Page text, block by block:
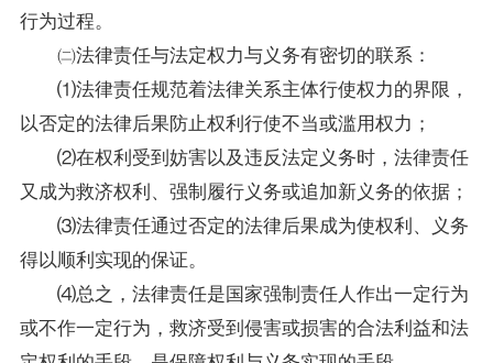
行为过程。
㈡法律责任与法定权力与义务有密切的联系：
⑴法律责任规范着法律关系主体行使权力的界限，
以否定的法律后果防止权利行使不当或滥用权力；
⑵在权利受到妨害以及违反法定义务时，法律责任
又成为救济权利、强制履行义务或追加新义务的依据；
⑶法律责任通过否定的法律后果成为使权利、义务
得以顺利实现的保证。
⑷总之，法律责任是国家强制责任人作出一定行为
或不作一定行为，救济受到侵害或损害的合法利益和法